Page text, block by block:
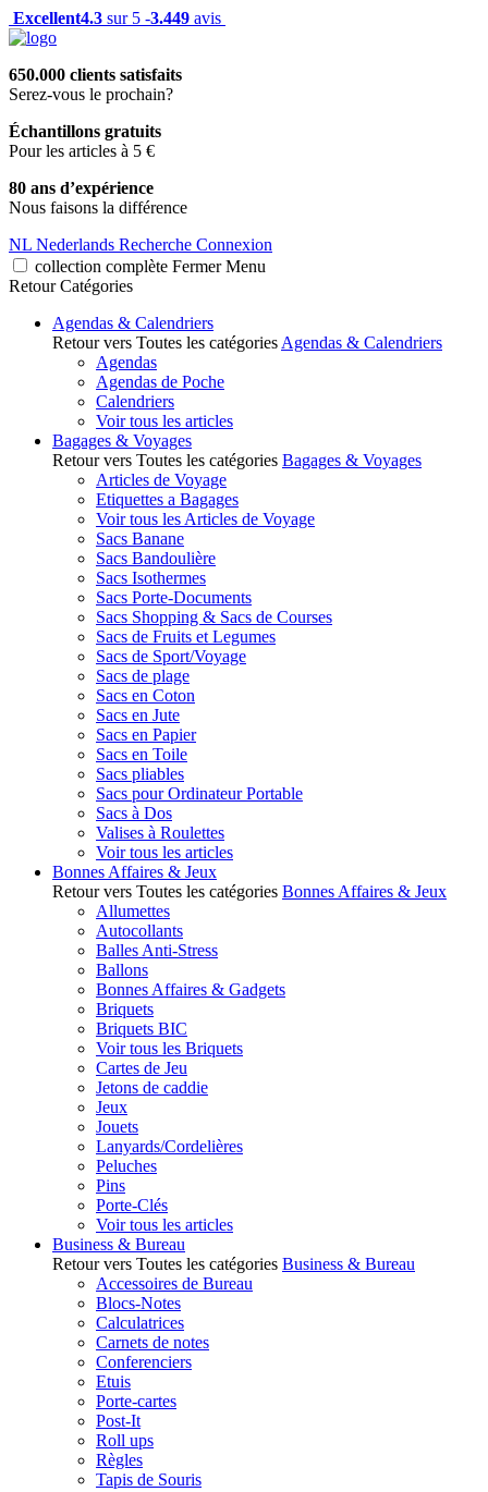
Excellent4.3 sur 5 -3.449 avis
650.000 clients satisfaits
Serez-vous le prochain?
Échantillons gratuits
Pour les articles à 5 €
80 ans d’expérience
Nous faisons la différence
NL Nederlands Recherche Connexion
collection complète Fermer Menu
Retour Catégories
Agendas & Calendriers
Retour vers Toutes les catégories Agendas & Calendriers
Agendas
Agendas de Poche
Calendriers
Voir tous les articles
Bagages & Voyages
Retour vers Toutes les catégories Bagages & Voyages
Articles de Voyage
Etiquettes a Bagages
Voir tous les Articles de Voyage
Sacs Banane
Sacs Bandoulière
Sacs Isothermes
Sacs Porte-Documents
Sacs Shopping & Sacs de Courses
Sacs de Fruits et Legumes
Sacs de Sport/Voyage
Sacs de plage
Sacs en Coton
Sacs en Jute
Sacs en Papier
Sacs en Toile
Sacs pliables
Sacs pour Ordinateur Portable
Sacs à Dos
Valises à Roulettes
Voir tous les articles
Bonnes Affaires & Jeux
Retour vers Toutes les catégories Bonnes Affaires & Jeux
Allumettes
Autocollants
Balles Anti-Stress
Ballons
Bonnes Affaires & Gadgets
Briquets
Briquets BIC
Voir tous les Briquets
Cartes de Jeu
Jetons de caddie
Jeux
Jouets
Lanyards/Cordelières
Peluches
Pins
Porte-Clés
Voir tous les articles
Business & Bureau
Retour vers Toutes les catégories Business & Bureau
Accessoires de Bureau
Blocs-Notes
Calculatrices
Carnets de notes
Conferenciers
Etuis
Porte-cartes
Post-It
Roll ups
Règles
Tapis de Souris